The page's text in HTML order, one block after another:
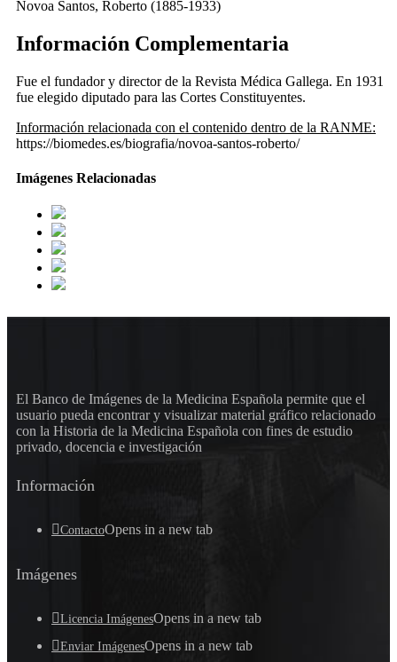
Novoa Santos, Roberto (1885-1933)
Información Complementaria
Fue el fundador y director de la Revista Médica Gallega. En 1931
fue elegido diputado para las Cortes Constituyentes.
Información relacionada con el contenido dentro de la RANME:
https://biomedes.es/biografia/novoa-santos-roberto/
Imágenes Relacionadas
El Banco de Imágenes de la Medicina Española permite que el
usuario pueda encontrar y visualizar material gráfico relacionado
con la Historia de la Medicina Española con fines de estudio
privado, docencia e investigación
Información
ContactoOpens in a new tab
Imágenes
Licencia ImágenesOpens in a new tab
Enviar ImágenesOpens in a new tab